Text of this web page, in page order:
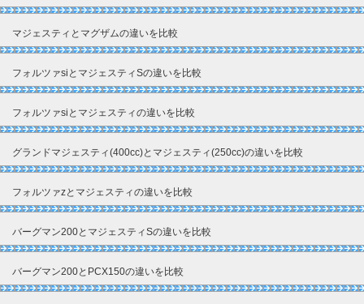
マジェスティとマグザムの違いを比較
フォルツァsiとマジェスティSの違いを比較
フォルツァsiとマジェスティの違いを比較
グランドマジェスティ(400cc)とマジェスティ(250cc)の違いを比較
フォルツァzとマジェスティの違いを比較
バーグマン200とマジェスティSの違いを比較
バーグマン200とPCX150の違いを比較